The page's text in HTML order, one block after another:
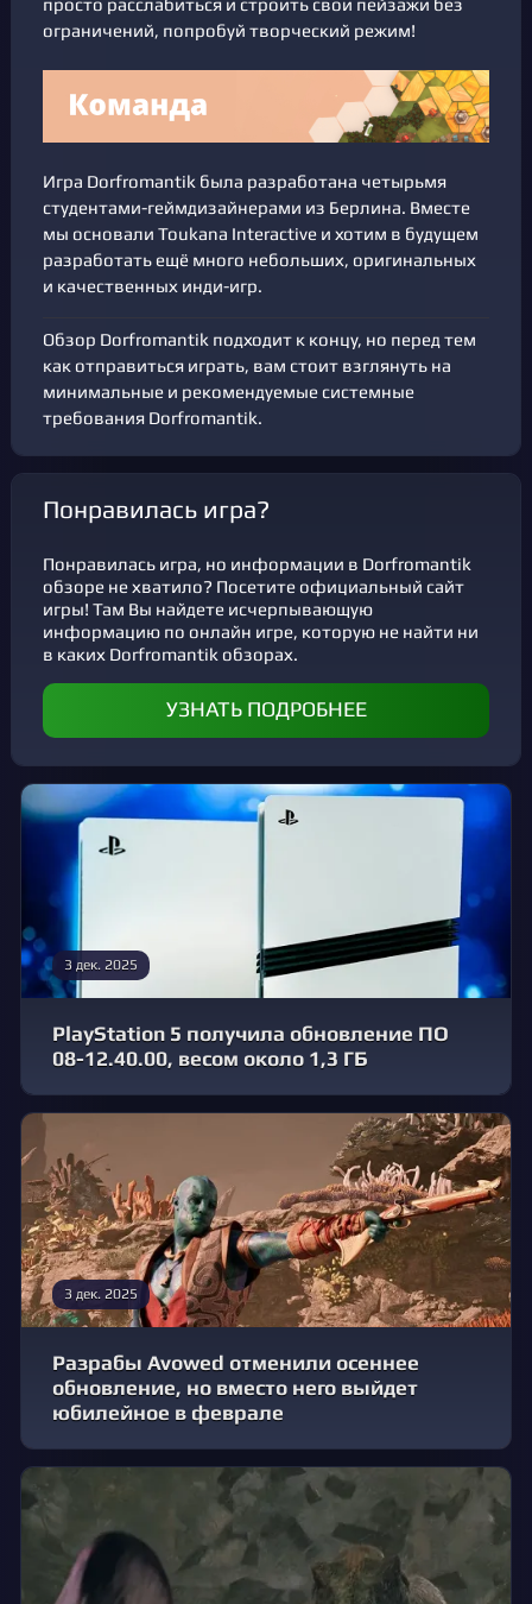
просто расслабиться и строить свои пейзажи без
ограничений, попробуй творческий режим!
Игра Dorfromantik была разработана четырьмя
студентами-геймдизайнерами из Берлина. Вместе
мы основали Toukana Interactive и хотим в будущем
разработать ещё много небольших, оригинальных
и качественных инди-игр.
Обзор Dorfromantik подходит к концу, но перед тем
как отправиться играть, вам стоит взглянуть на
минимальные и рекомендуемые системные
требования Dorfromantik.
Понравилась игра?
Понравилась игра, но информации в Dorfromantik
обзоре не хватило? Посетите официальный сайт
игры! Там Вы найдете исчерпывающую
информацию по онлайн игре, которую не найти ни
в каких Dorfromantik обзорах.
УЗНАТЬ ПОДРОБНЕЕ
3 дек. 2025
PlayStation 5 получила обновление ПО
08-12.40.00, весом около 1,3 ГБ
3 дек. 2025
Разрабы Avowed отменили осеннее
обновление, но вместо него выйдет
юбилейное в феврале